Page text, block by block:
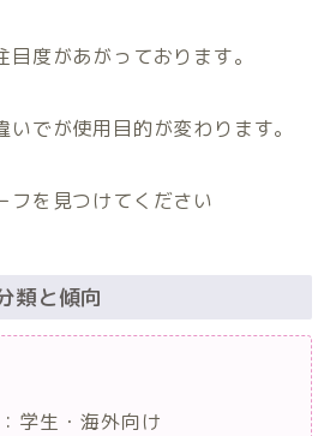
度があがっております。
でが使用目的が変わります。
フを見つけてください
類と傾向
学生・海外向け